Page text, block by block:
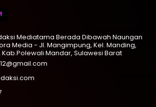
Mediatama Berada Dibawah Naungan
Media - Jl. Mangimpung, Kel. Manding,
Kab.Polewali Mandar, Sulawesi Barat